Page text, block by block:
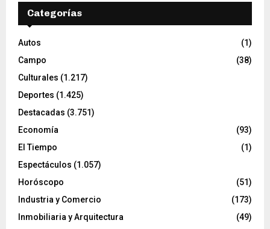
Categorías
Autos
(1)
Campo
(38)
Culturales (1.217)
Deportes (1.425)
Destacadas (3.751)
Economía
(93)
El Tiempo
(1)
Espectáculos (1.057)
Horóscopo
(51)
Industria y Comercio
(173)
Inmobiliaria y Arquitectura
(49)